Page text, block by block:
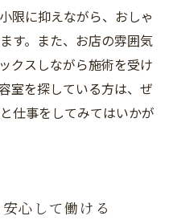
限に抑えながら、おしゃ
す。また、お店の雰囲気
クスしながら施術を受け
室を探している方は、ぜ
仕事をしてみてはいかが
心して働ける